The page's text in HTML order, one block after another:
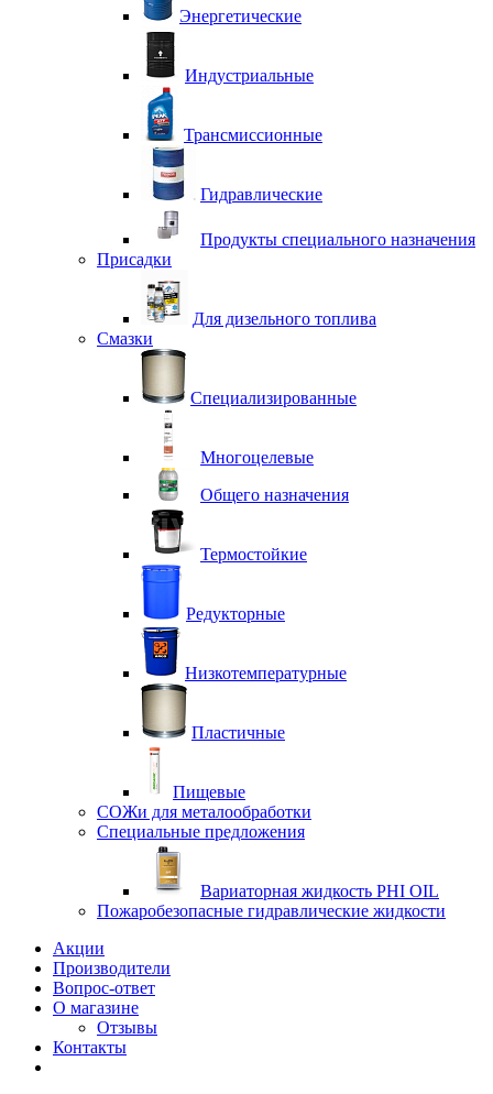
Энергетические
Индустриальные
Трансмиссионные
Гидравлические
Продукты специального назначения
Присадки
Для дизельного топлива
Смазки
Специализированные
Многоцелевые
Общего назначения
Термостойкие
Редукторные
Низкотемпературные
Пластичные
Пищевые
СОЖи для металообработки
Специальные предложения
Вариаторная жидкость PHI OIL
Пожаробезопасные гидравлические жидкости
Акции
Производители
Вопрос-ответ
О магазине
Отзывы
Контакты